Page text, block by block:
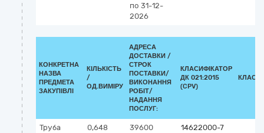
по 31-12-
2026
КОНКРЕТНА
НАЗВА
ПРЕДМЕТА
ЗАКУПІВЛІ
КІЛЬКІСТЬ
/
ОД.ВИМІРУ
АДРЕСА
ДОСТАВКИ /
СТРОК
ПОСТАВКИ/
ВИКОНАННЯ
РОБІТ/
НАДАННЯ
ПОСЛУГ:
КЛАСИФІКАТОР
ДК 021:2015
(CPV)
Труба
0,648
39600
14622000-7